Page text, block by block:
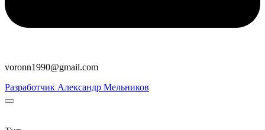
voronn1990@gmail.com
Разработчик Александр Мельников